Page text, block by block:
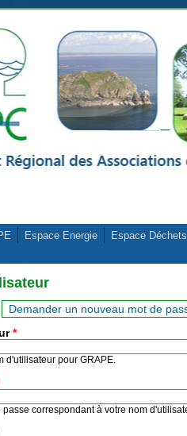
Espace Energie
Espace Déchets
actif)
Demander un nouveau mot de
*
d'utilisateur pour GRAPE.
correspondant à votre nom